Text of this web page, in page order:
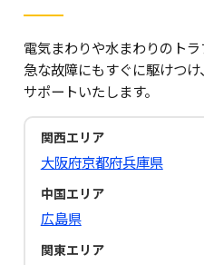
電気まわりや水まわりのトラ
急な故障にもすぐに駆けつ
サポートいたします。
関西エリア
大阪府京都府兵庫県
中国エリア
広島県
関東エリア